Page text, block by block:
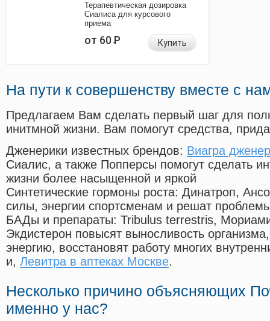
Терапевтическая дозировка
Сиалиса для курсового
приема
от 60Р Купить
На пути к совершенству вместе с
Предлагаем Вам сделать первый шаг для
инитмной жизни. Вам помогут средства,
Дженерики известных брендов: Виагра
Сиалис, а также Попперсы помогут сделать
жизни более насыщенной и яркой
Синтетические гормоны роста: Динатроп,
силы, энергии спортсменам и решат
БАДы и препараты: Tribulus terrestris,
Экдистерон повысят выносливость
энергию, восстановят работу многих
и, Левитра в аптеках Москве.
Несколько причино объясняющих
именно у нас?